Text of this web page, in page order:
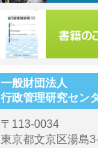
一般財団法人
行政管理研究セン
〒113-0034
東京都文京区湯島